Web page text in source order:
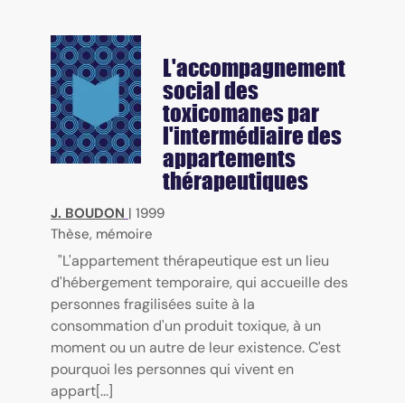
L'accompagnement
social des
toxicomanes par
l'intermédiaire des
appartements
thérapeutiques
J. BOUDON | 1999
Thèse, mémoire
"L'appartement thérapeutique est un lieu
d'hébergement temporaire, qui accueille des
personnes fragilisées suite à la
consommation d'un produit toxique, à un
moment ou un autre de leur existence. C'est
pourquoi les personnes qui vivent en
appart[...]